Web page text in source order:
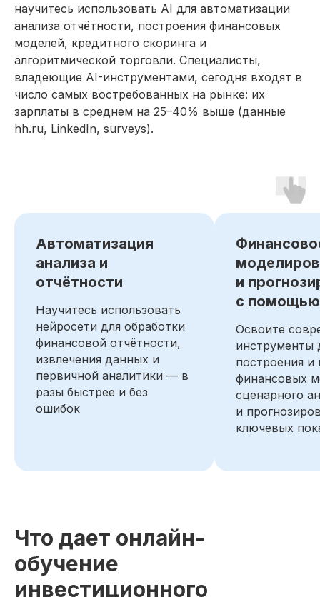
научитесь использовать AI для автоматизации
анализа отчётности, построения финансовых
моделей, кредитного скоринга и
алгоритмической торговли. Специалисты,
владеющие AI-инструментами, сегодня входят в
число самых востребованных на рынке: их
зарплаты в среднем на 25–40% выше (данные
hh.ru, LinkedIn, surveys).
Автоматизация
анализа и
отчётности
Научитесь использовать
нейросети для обработки
финансовой отчётности,
извлечения данных и
первичной аналитики — в
разы быстрее и без
ошибок
и
с
Освоите
инструменты
построения и
финансовых
сценарного
и
ключевых
Что дает онлайн-
обучение
инвестиционного
инвестиционных проектов
Резюме
Инвестиционного
аналитика
Продвинутое финансовое
моделирование в Excel®
Проведение финансового анализа
Оценка стоимости бизнеса и
ценных бумаг
инвестициями
Анализ управленческой отчётности
Подготовил интерактивную
информационную панель
показателей (NPV*, IRR*, Payback
Технические инструменты.